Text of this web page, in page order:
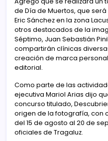
de Día de Muertos, que
Eric Sánchez en la zona
otros destacados de la
Séptimo, Juan Sebastián
compartirán clínicas
creación de marca
editorial.
Como parte de las
ejecutiva Mariol Arias dijo
concurso titulado,
origen de la fotografía, con
del 15 de agosto al 20 de
oficiales de Tragaluz.